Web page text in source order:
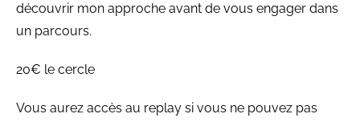
découvrir mon approche avant de vous engager dans
un parcours.
20€ le cercle
Vous aurez accès au replay si vous ne pouvez pas